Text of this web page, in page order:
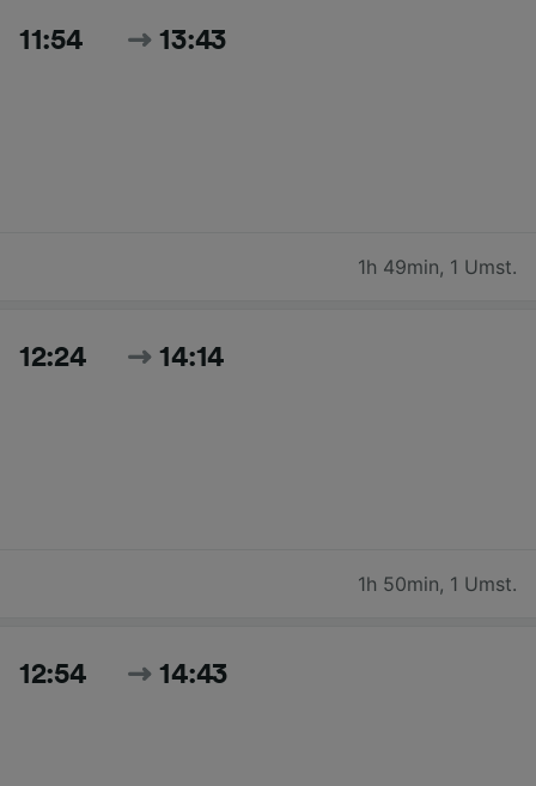
11:54 13:43
1h 49min, 1 Umst.
12:24 14:14
1h 50min, 1 Umst.
12:54 14:43